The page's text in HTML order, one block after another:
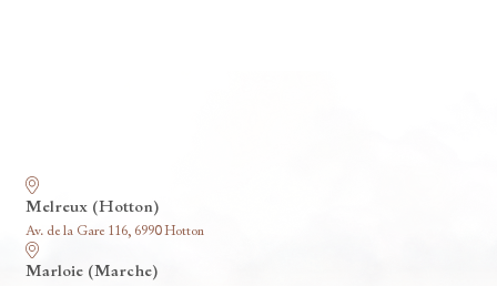
Melreux (Hotton)
Av. de la Gare 116, 6990 Hotton
Marloie (Marche)